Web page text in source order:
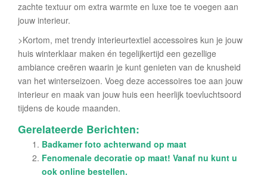
zachte textuur om extra warmte en luxe toe te voegen aan
jouw interieur.
>Kortom, met trendy interieurtextiel accessoires kun je jouw
huis winterklaar maken én tegelijkertijd een gezellige
ambiance creëren waarin je kunt genieten van de knusheid
van het winterseizoen. Voeg deze accessoires toe aan jouw
interieur en maak van jouw huis een heerlijk toevluchtsoord
tijdens de koude maanden.
Gerelateerde Berichten:
Badkamer foto achterwand op maat
Fenomenale decoratie op maat! Vanaf nu kunt u
ook online bestellen.